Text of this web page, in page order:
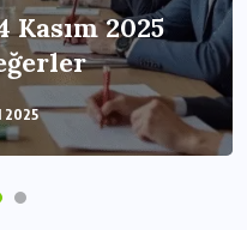
Kasım 2025
2025